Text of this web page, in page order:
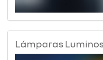
Lámparas